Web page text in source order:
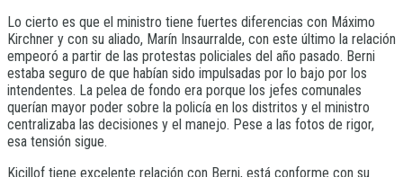
Lo cierto es que el ministro tiene fuertes diferencias con Máximo
Kirchner y con su aliado, Marín Insaurralde, con este último la relación
empeoró a partir de las protestas policiales del año pasado. Berni
estaba seguro de que habían sido impulsadas por lo bajo por los
intendentes. La pelea de fondo era porque los jefes comunales
querían mayor poder sobre la policía en los distritos y el ministro
centralizaba las decisiones y el manejo. Pese a las fotos de rigor,
esa tensión sigue.
Kicillof tiene excelente relación con Berni, está conforme con su